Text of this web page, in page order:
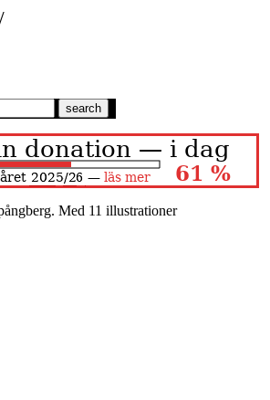
Med 11 illustrationer